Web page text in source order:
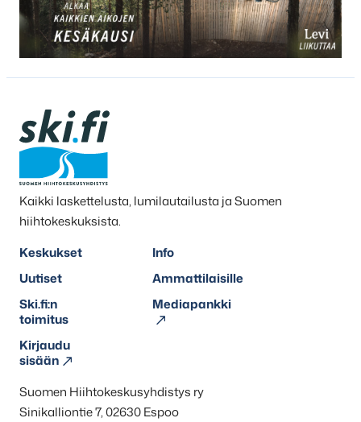
Kaikki laskettelusta, lumilautailusta ja Suomen
hiihtokeskuksista.
Keskukset
Info
Uutiset
Ammattilaisille
Ski.fi:n
toimitus
Mediapankki
Kirjaudu
sisään
Suomen Hiihtokeskusyhdistys ry
Sinikalliontie 7, 02630 Espoo